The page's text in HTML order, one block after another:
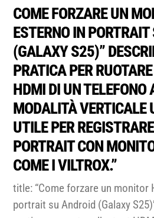
COME FORZARE UN
ESTERNO IN
(GALAXY S25)”
PRATICA PER
HDMI DI UN TELEFONO
MODALITÀ VERTICALE
UTILE PER
PORTRAIT CON
COME I VILTROX.”
title: “Come forzare un monitor
portrait su Android (Galaxy